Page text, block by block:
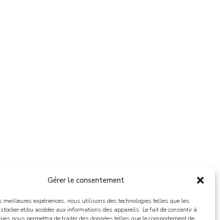
Gérer le consentement
meilleures expériences, nous utilisons des technologies telles que les
et/ou accéder aux informations des appareils. Le fait de consentir à